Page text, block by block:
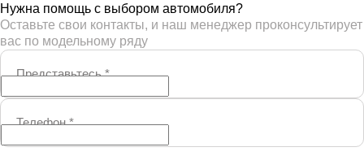
Нужна помощь с выбором автомобиля?
Оставьте свои контакты, и наш менеджер проконсультирует
вас по модельному ряду
Представьтесь*
Телефон*